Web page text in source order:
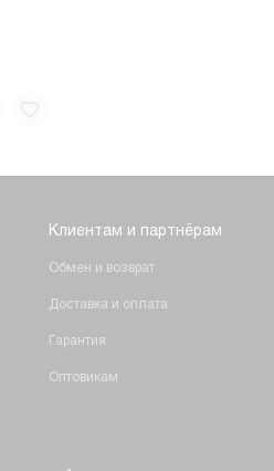
Клиентам и партнёрам
Обмен и возврат
Доставка и оплата
Гарантия
Оптовикам